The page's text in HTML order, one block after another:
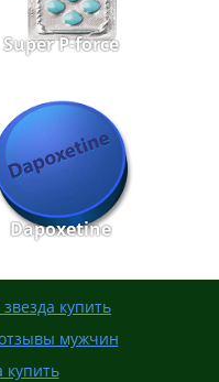
Super P-force
Dapoxetine
купить
мужчин
купить